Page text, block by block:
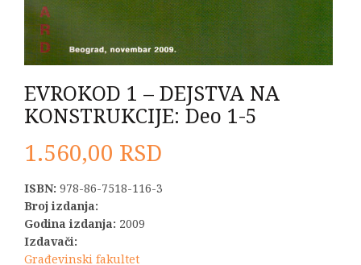
EVROKOD 1 – DEJSTVA NA
KONSTRUKCIJE: Deo 1-5
1.560,00 RSD
ISBN: 978-86-7518-116-3
Broj izdanja:
Godina izdanja: 2009
Izdavači:
Građevinski fakultet